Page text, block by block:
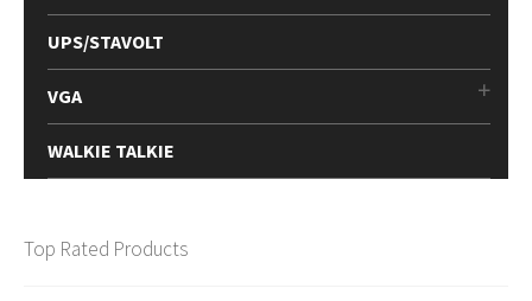
UPS/STAVOLT
VGA
WALKIE TALKIE
Top Rated Products